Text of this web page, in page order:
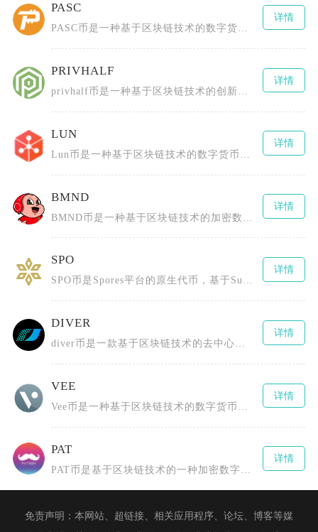
PASC
PASC币是一种基于区块链技术的数字货币，全称为PascalCoin，由Albert Mo
详情
PRIVHALF
详情
LUN
详情
BMND
详情
SPO
SPO币是Spores平台的原生代币，基于Substrate区块链框架并采用PoS（权益证
详情
DIVER
详情
VEE
详情
PAT
详情
免责声明：本网站、超链接、相关应用程序、论坛、博客等媒